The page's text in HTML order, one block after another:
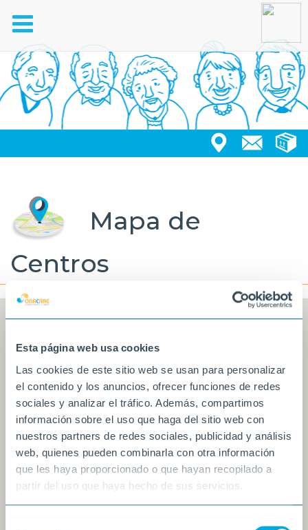
Esta página web usa cookies
Las cookies de este sitio web se usan para personalizar
el contenido y los anuncios, ofrecer funciones de redes
sociales y analizar el tráfico. Además, compartimos
información sobre el uso que haga del sitio web con
nuestros partners de redes sociales, publicidad y análisis
web, quienes pueden combinarla con otra información
que les haya proporcionado o que hayan recopilado a
partir del uso que haya hecho de sus servicios.
Toggle
navigation
Mapa de
Centros